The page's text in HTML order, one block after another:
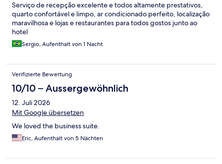
Serviço de recepção excelente e todos altamente prestativos,
quarto confortável e limpo, ar condicionado perfeito, localização
maravilhosa e lojas e restaurantes para todos gostos junto ao
hotel
Sergio, Aufenthalt von 1 Nacht
Verifizierte Bewertung
10/10 – Aussergewöhnlich
12. Juli 2026
Mit Google übersetzen
We loved the business suite.
Eric, Aufenthalt von 5 Nächten